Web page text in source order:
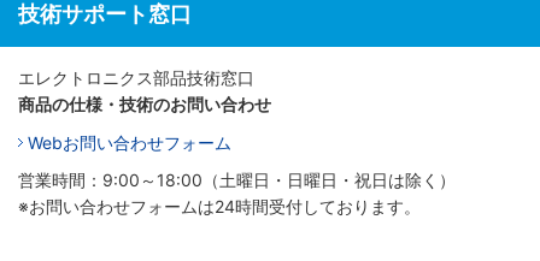
技術サポート窓口
エレクトロニクス部品技術窓口
商品の仕様・技術のお問い合わせ
Webお問い合わせフォーム
営業時間：9:00～18:00（土曜日・日曜日・祝日は除く）
※お問い合わせフォームは24時間受付しております。